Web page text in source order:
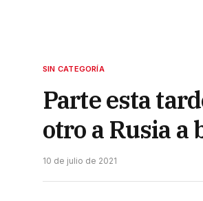
SIN CATEGORÍA
Parte esta
otro a Rusia a
10 de julio de 2021